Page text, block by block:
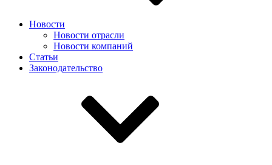
Новости
Новости отрасли
Новости компаний
Статьи
Законодательство